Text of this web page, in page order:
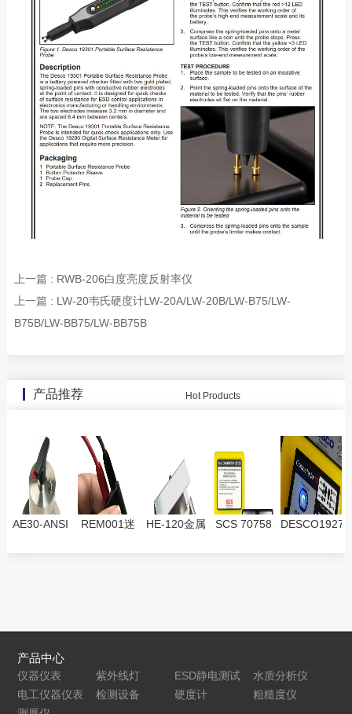
上一篇 : RWB-206白度亮度反射率仪
上一篇 : LW-20韦氏硬度计LW-20A/LW-20B/LW-B75/LW-
B75B/LW-BB75/LW-BB75B
产品推荐 Hot Products
AE30-ANSI
REM001迷
HE-120金属
SCS 70758
产品中心
仪器仪表 紫外线灯
ESD静电测试
仪
水质分析仪
电工仪器仪表
检测设备 硬度计
粗糙度仪